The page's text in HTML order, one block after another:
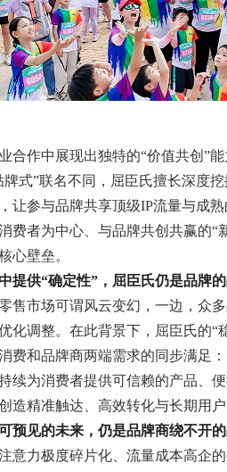
合作中展现出独特的“价值共创”能
牌式”联名不同，屈臣氏擅长深度
让参与品牌共享顶级IP流量与成
费者为中心、与品牌共创共赢的“
心壁垒。
提供“确定性”，屈臣氏仍是品牌
售市场可谓风云变幻，一边，众
化调整。在此背景下，屈臣氏的“
费和品牌商两端需求的同步满足：
续为消费者提供可信赖的产品、
造精准触达、高效转化与长期用
预见的未来，仍是品牌商绕不开
意力极度碎片化、流量成本高企